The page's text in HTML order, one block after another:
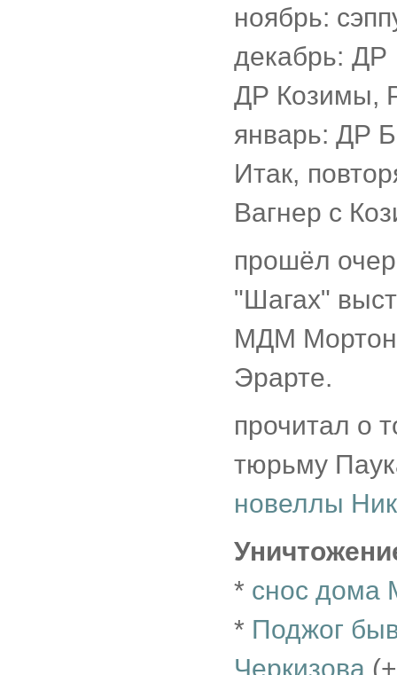
ноябрь:
декабрь: ДР
ДР Козимы,
январь: ДР
Итак,
Вагнер с
прошёл
"Шагах"
МДМ
Эрарте.
прочитал о
тюрьму
новеллы
* снос дома
* Поджог
Черкизова